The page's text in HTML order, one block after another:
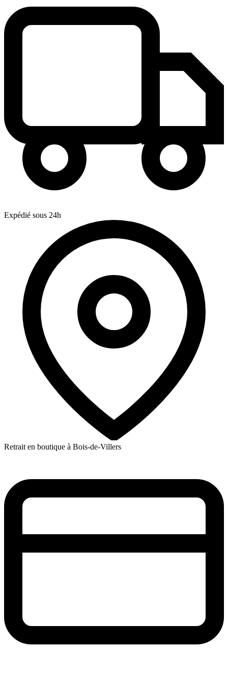
Expédié sous 24h
Retrait en boutique à Bois-de-Villers